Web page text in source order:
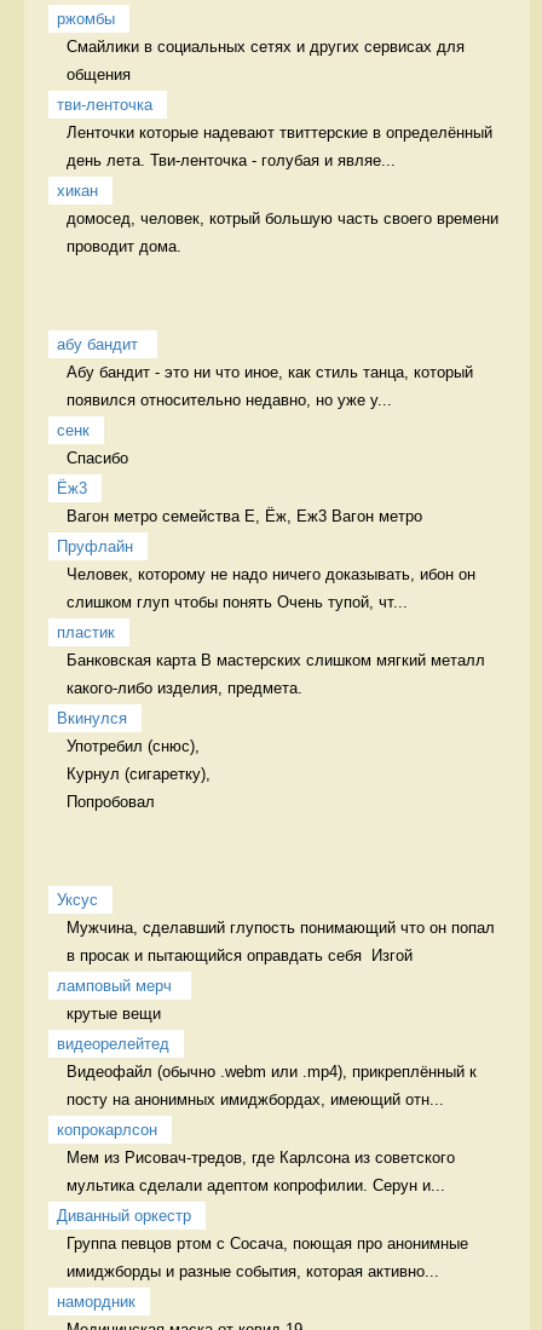
ржомбы
Смайлики в социальных сетях и других сервисах для
общения
тви-ленточка
Ленточки которые надевают твиттерские в определённый
день лета. Тви-ленточка - голубая и являе...
хикан
домосед, человек, котрый большую часть своего времени
проводит дома.
абу бандит
Абу бандит - это ни что иное, как стиль танца, который
появился относительно недавно, но уже у...
сенк
Спасибо
Ёж3
Вагон метро семейства Е, Ёж, Еж3 Вагон метро
Пруфлайн
Человек, которому не надо ничего доказывать, ибон он
слишком глуп чтобы понять Очень тупой, чт...
пластик
Банковская карта В мастерских слишком мягкий металл
какого-либо изделия, предмета.
Вкинулся
Употребил (снюс),
Курнул (сигаретку),
Попробовал
Уксус
Мужчина, сделавший глупость понимающий что он попал
в просак и пытающийся оправдать себя  Изгой
ламповый мерч
крутые вещи
видеорелейтед
Видеофайл (обычно .webm или .mp4), прикреплённый к
посту на анонимных имиджбордах, имеющий отн...
копрокарлсон
Мем из Рисовач-тредов, где Карлсона из советского
мультика сделали адептом копрофилии. Серун и...
Диванный оркестр
Группа певцов ртом с Сосача, поющая про анонимные
имиджборды и разные события, которая активно...
намордник